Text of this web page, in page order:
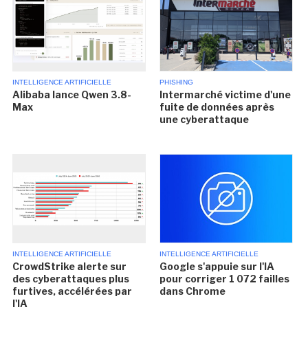
INTELLIGENCE ARTIFICIELLE
Alibaba lance Qwen 3.8-
Max
PHISHING
Intermarché victime d'une
fuite de données après
une cyberattaque
INTELLIGENCE ARTIFICIELLE
CrowdStrike alerte sur
des cyberattaques plus
furtives, accélérées par
l'IA
INTELLIGENCE ARTIFICIELLE
Google s'appuie sur l'IA
pour corriger 1 072 failles
dans Chrome